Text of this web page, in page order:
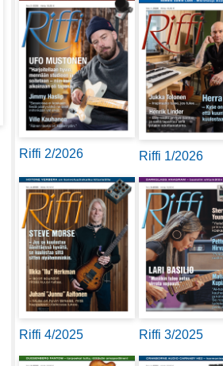
Riffi 2/2026 Riffi 1/2026
Riffi 4/2025 Riffi 3/2025